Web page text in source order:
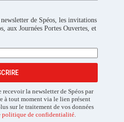
de Spéos, les invitations
aux Journées Portes Ouvertes, et
la newsletter de Spéos par
à tout moment via le lien présent
sur le traitement de vos données
politique de confidentialité.